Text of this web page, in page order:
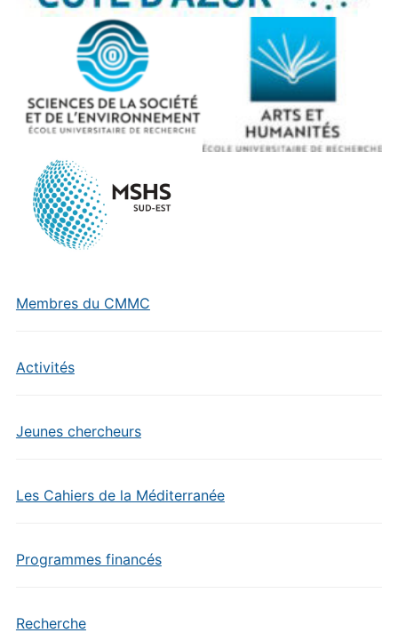
Membres du CMMC
Activités
Jeunes chercheurs
Les Cahiers de la Méditerranée
Programmes financés
Recherche